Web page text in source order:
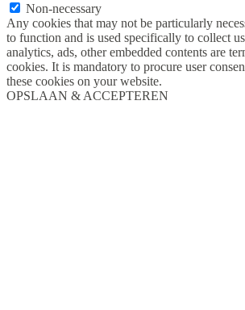
Non-necessary
Any cookies that may not be particularly
to function and is used specifically to collect
analytics, ads, other embedded contents are
cookies. It is mandatory to procure user
these cookies on your website.
OPSLAAN & ACCEPTEREN